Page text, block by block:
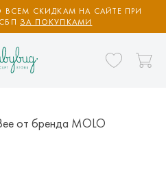
ВСЕМ СКИДКАМ НА САЙТЕ ПРИ
ЗА ПОКУПКАМИ